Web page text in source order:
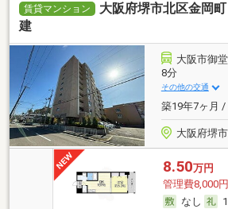
賃貸マンション
大阪府堺市北区金岡
建
大阪市御
8分
その他の交通
築19年7ヶ月 /
大阪府堺
8.50万円
管理費8,000円
なし